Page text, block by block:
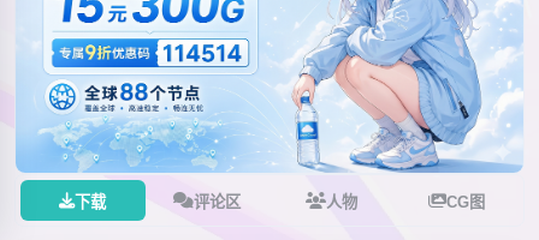
下载 评论区 人物 CG图